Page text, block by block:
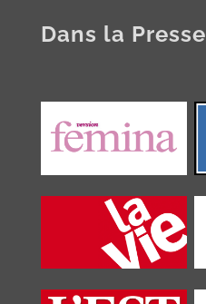
Dans la Presse